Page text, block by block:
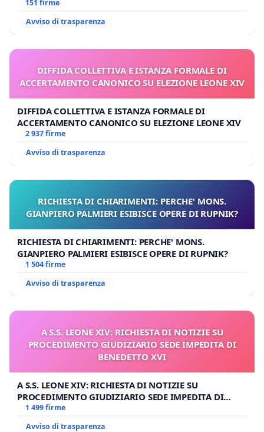
Polo tariffa a € 1,50
151 firme
Avviso di trasparenza
DIFFIDA COLLETTIVA E ISTANZA FORMALE DI
ACCERTAMENTO CANONICO SU ELEZIONE LEONE XIV
DIFFIDA COLLETTIVA E ISTANZA FORMALE DI
ACCERTAMENTO CANONICO SU ELEZIONE LEONE XIV
2 937 firme
Avviso di trasparenza
RICHIESTA DI CHIARIMENTI: PERCHE' MONS.
GIANPIERO PALMIERI ESIBISCE OPERE DI RUPNIK?
RICHIESTA DI CHIARIMENTI: PERCHE' MONS.
GIANPIERO PALMIERI ESIBISCE OPERE DI RUPNIK?
1 504 firme
Avviso di trasparenza
A S.S. LEONE XIV: RICHIESTA DI NOTIZIE SU
PROCEDIMENTO GIUDIZIARIO SEDE IMPEDITA DI
BENEDETTO XVI
A S.S. LEONE XIV: RICHIESTA DI NOTIZIE SU
PROCEDIMENTO GIUDIZIARIO SEDE IMPEDITA DI
BENEDETTO XVI
1 499 firme
Avviso di trasparenza